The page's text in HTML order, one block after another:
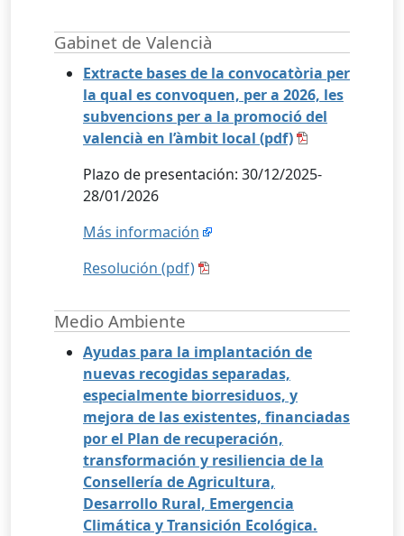
Gabinet de Valencià
Extracte bases de la convocatòria per
la qual es convoquen, per a 2026, les
subvencions per a la promoció del
valencià en l’àmbit local (pdf)
Plazo de presentación: 30/12/2025-
28/01/2026
Más información
Resolución (pdf)
Medio Ambiente
Ayudas para la implantación de
nuevas recogidas separadas,
especialmente biorresiduos, y
mejora de las existentes, financiadas
por el Plan de recuperación,
transformación y resiliencia de la
Consellería de Agricultura,
Desarrollo Rural, Emergencia
Climática y Transición Ecológica.